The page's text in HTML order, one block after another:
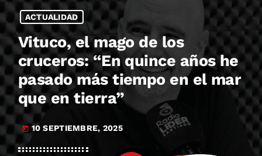
ACTUALIDAD
Vituco, el mago de los
cruceros: “En quince años he
pasado más tiempo en el mar
que en tierra”
today 10 SEPTIEMBRE, 2025